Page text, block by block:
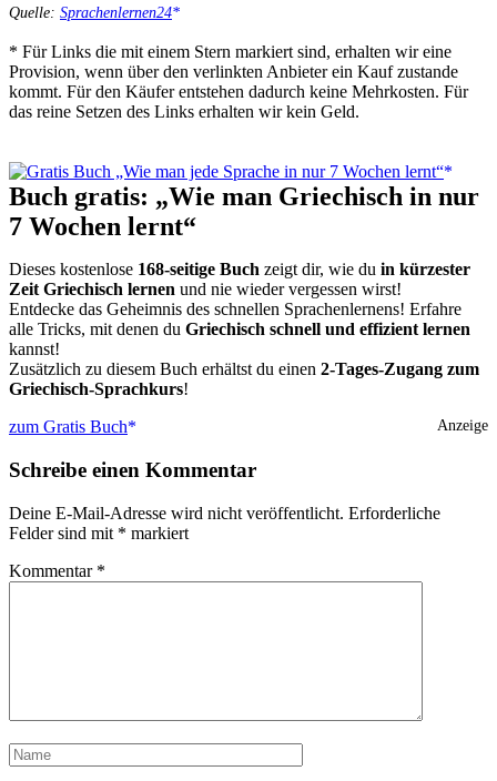
Quelle: Sprachenlernen24
* Für Links die mit einem Stern markiert sind, erhalten wir eine
Provision, wenn über den verlinkten Anbieter ein Kauf zustande
kommt. Für den Käufer entstehen dadurch keine Mehrkosten. Für
das reine Setzen des Links erhalten wir kein Geld.
Buch gratis: „Wie man Griechisch in nur
7 Wochen lernt“
Dieses kostenlose 168-seitige Buch zeigt dir, wie du in kürzester
Zeit Griechisch lernen und nie wieder vergessen wirst!
Entdecke das Geheimnis des schnellen Sprachenlernens! Erfahre
alle Tricks, mit denen du Griechisch schnell und effizient lernen
kannst!
Zusätzlich zu diesem Buch erhältst du einen 2-Tages-Zugang zum
Griechisch-Sprachkurs!
Anzeige
zum Gratis Buch
Schreibe einen Kommentar
Deine E-Mail-Adresse wird nicht veröffentlicht. Erforderliche
Felder sind mit * markiert
Kommentar *
Name